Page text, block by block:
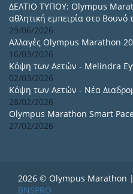
ΔΕΛΤΙΟ ΤΥΠΟΥ: Olympus
αθλητική εμπειρία στο
29/06/2026
Αλλαγές Olympus Marathon
16/03/2026
Κόψη των Αετών - Melindra
02/03/2026
Κόψη των Αετών - Νέα
28/02/2026
Olympus Marathon Smart
27/02/2026
2026 © Olympus Marathon
BNSPRO